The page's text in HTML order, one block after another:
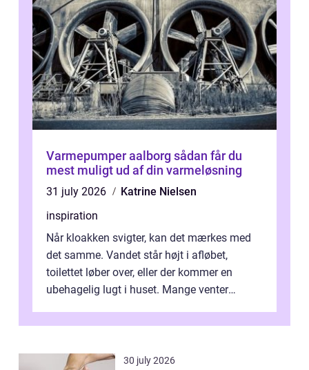
Varmepumper aalborg sådan får du
mest muligt ud af din varmeløsning
31 july 2026
Katrine Nielsen
inspiration
Når kloakken svigter, kan det mærkes med
det samme. Vandet står højt i afløbet,
toilettet løber over, eller der kommer en
ubehagelig lugt i huset. Mange venter
30 july 2026